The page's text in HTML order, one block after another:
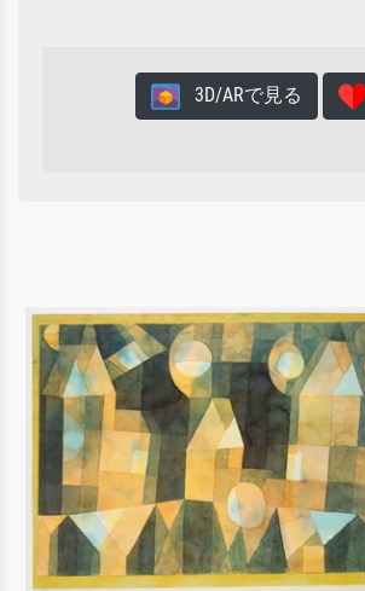
3D/ARで見る